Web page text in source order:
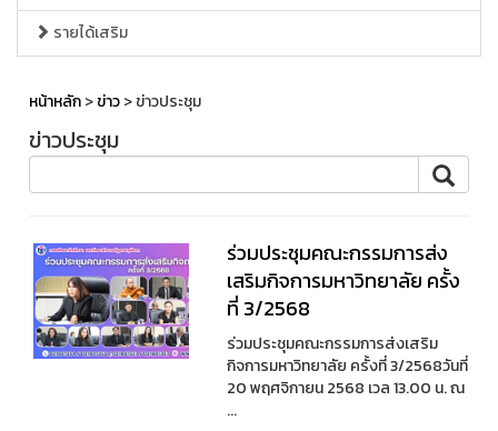
รายได้เสริม
หน้าหลัก>ข่าว> ข่าวประชุม
ข่าวประชุม
ร่วมประชุมคณะกรรมการส่ง
เสริมกิจการมหาวิทยาลัย ครั้ง
ที่ 3/2568
ร่วมประชุมคณะกรรมการส่งเสริม
กิจการมหาวิทยาลัย ครั้งที่ 3/2568วันที่
20 พฤศจิกายน 2568 เวล 13.00 น. ณ
...